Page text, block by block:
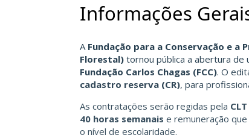
Informações
A Fundação para a Conservação e a
Florestal) tornou pública a abertura de
Fundação Carlos Chagas (FCC). O
cadastro reserva (CR), para
As contratações serão regidas pela
40 horas semanais e remuneração
o nível de escolaridade.